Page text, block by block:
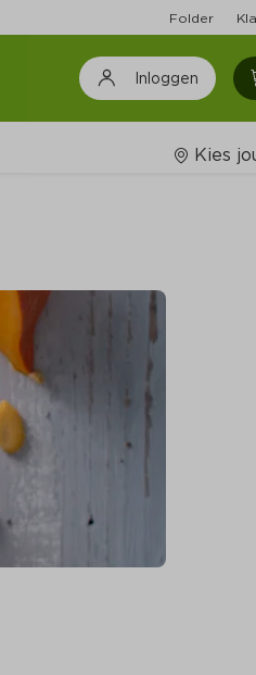
Folder
Inloggen
Kies